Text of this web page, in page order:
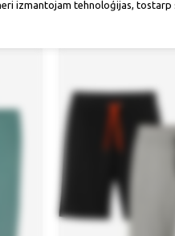
izmantojam tehnoloģijas,